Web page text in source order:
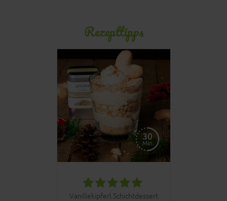
Rezepttipps
Vanillekipferl Schichtdessert